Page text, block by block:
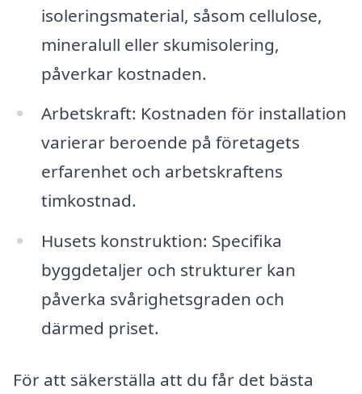
isoleringsmaterial, såsom cellulose,
mineralull eller skumisolering,
påverkar kostnaden.
Arbetskraft: Kostnaden för installation
varierar beroende på företagets
erfarenhet och arbetskraftens
timkostnad.
Husets konstruktion: Specifika
byggdetaljer och strukturer kan
påverka svårighetsgraden och
därmed priset.
För att säkerställa att du får det bästa